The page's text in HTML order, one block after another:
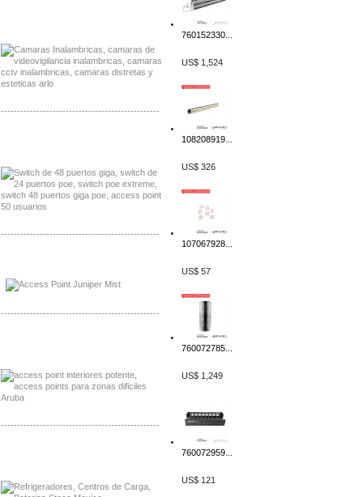
-------------------------------------------------
-------------------------------------------------
-------------------------------------------------
-------------------------------------------------
760152330...
US$ 1,524
108208919...
US$ 326
107067928...
US$ 57
760072785...
US$ 1,249
760072959...
US$ 121